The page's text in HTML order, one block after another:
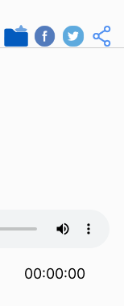
00:00:00